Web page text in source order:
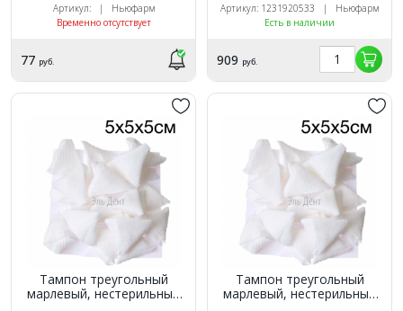
м² (10шт.). Ньюфарм
Артикул: | Ньюфарм
Временно отсутствует
77 руб.
Ньюфарм
Артикул: 1231920533 | Ньюфарм
Есть в наличии
909 руб.
Тампон треугольный
марлевый, нестерильный
Тампон треугольный
марлевый, нестерильный